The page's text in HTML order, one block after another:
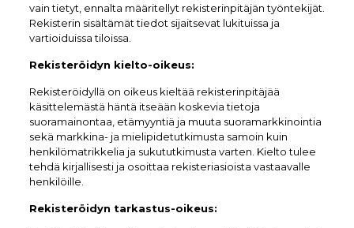
vain tietyt, ennalta määritellyt rekisterinpitäjän työntekijät.
Rekisterin sisältämät tiedot sijaitsevat lukituissa ja
vartioiduissa tiloissa.
Rekisteröidyn kielto-oikeus:
Rekisteröidyllä on oikeus kieltää rekisterinpitäjää
käsittelemästä häntä itseään koskevia tietoja
suoramainontaa, etämyyntiä ja muuta suoramarkkinointia
sekä markkina- ja mielipidetutkimusta samoin kuin
henkilömatrikkelia ja sukututkimusta varten. Kielto tulee
tehdä kirjallisesti ja osoittaa rekisteriasioista vastaavalle
henkilöille.
Rekisteröidyn tarkastus-oikeus: